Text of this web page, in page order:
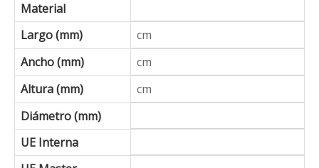
Material
Largo (mm)
cm
Ancho (mm)
cm
Altura (mm)
cm
Diámetro (mm)
UE Interna